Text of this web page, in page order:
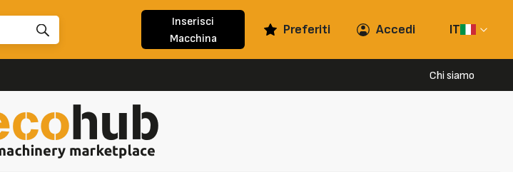
Inserisci
Macchina
Preferiti Accedi IT
Chi siamo